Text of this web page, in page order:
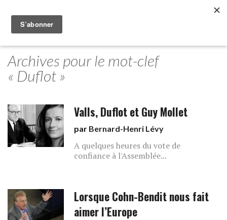
Archives pour le mot-clef
« Duflot »
Valls, Duflot et Guy Mollet
par Bernard-Henri Lévy
A quelques heures du vote de
confiance à l'Assemblée...
Lorsque Cohn-Bendit nous fait
aimer l’Europe